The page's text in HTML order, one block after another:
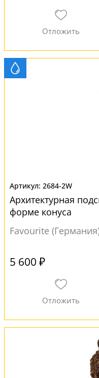
2684-2W
Архитектурная
форме конуса
Favourite
5 600 ₽